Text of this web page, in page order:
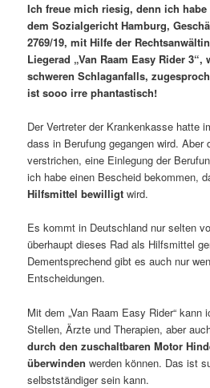
Ich freue mich riesig, denn ich
dem Sozialgericht Hamburg,
2769/19, mit Hilfe der
Liegerad „Van Raam Easy Rider 3“,
schweren Schlaganfalls,
ist sooo irre phantastisch!
Der Vertreter der Krankenkasse hatte
dass in Berufung gegangen wird. Aber
verstrichen, eine Einlegung der
ich habe einen Bescheid bekommen,
Hilfsmittel bewilligt wird.
Es kommt in Deutschland nur selten
überhaupt dieses Rad als Hilfsmittel
Dementsprechend gibt es auch nur
Entscheidungen.
Mit dem „Van Raam Easy Rider“
Stellen, Ärzte und Therapien, aber
durch den zuschaltbaren Motor
überwinden werden können. Das ist
selbstständiger sein kann.